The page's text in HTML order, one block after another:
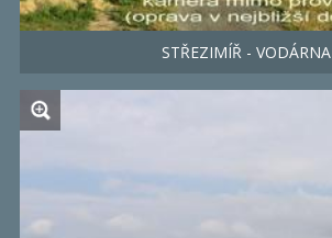
STŘEZIMÍŘ - VODÁRNA